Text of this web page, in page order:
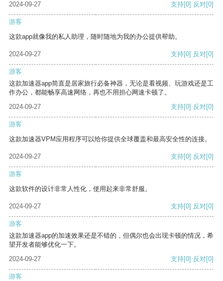
2024-09-27
支持[0] 反对[0]
游客
这款app就像我的私人助理，随时随地为我的办公提供帮助。
2024-09-27 支持[0] 反对[0]
游客
这款加速器app简直是居家旅行必备神器，无论是看视频、玩游戏还是工
作办公，都能畅享高速网络，再也不用担心网速卡顿了。
2024-09-27
支持[0] 反对[0]
游客
这款加速器VPM应用程序可以给你提供全球覆盖和最高安全性的连接。
2024-09-27 支持[0] 反对[0]
游客
这款软件的设计非常人性化，使用起来非常舒服。
2024-09-27 支持[0] 反对[0]
游客
这款加速器app的加速效果还是不错的，但偶尔也会出现卡顿的情况，希
望开发者能够优化一下。
2024-09-27
支持[0] 反对[0]
游客